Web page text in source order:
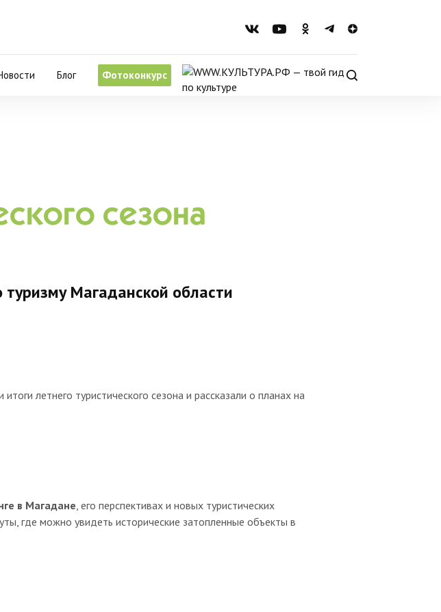
Блог Фотоконкурс
сезона
туризму Магаданской области
летнего туристического сезона и рассказали о планах на
в Магадане, его перспективах и новых туристических
где можно увидеть исторические затопленные объекты в